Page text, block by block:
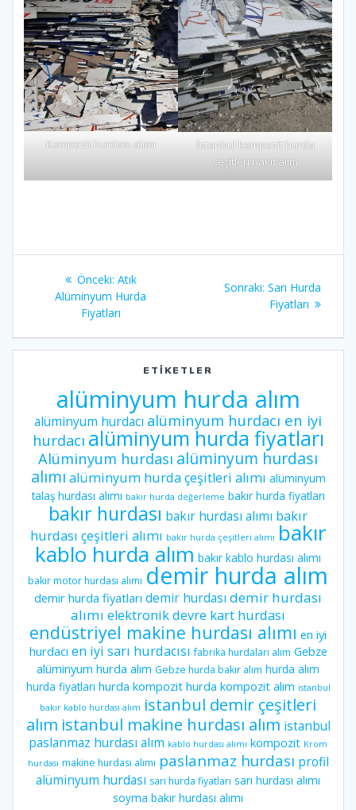
Kompozit hurdası alımı
İstanbul kompozit hurda
çeşitleri nakit alım
Yazı
gezinmesi
Önceki: Önceki
yazı:
Atık
Alüminyum Hurda
Fiyatları
Sonraki: Sonraki
yazı:
Sarı Hurda
Fiyatları
ETIKETLER
alüminyum hurda alım
alüminyum hurdacı alüminyum hurdacı en iyi
hurdacı alüminyum hurda fiyatları
Alüminyum hurdası alüminyum hurdası
alımı alüminyum hurda çeşitleri alımı alüminyum
talaş hurdası alımı bakır hurda değerleme bakır hurda fiyatları
bakır hurdası bakır hurdası alımı bakır
hurdası çeşitleri alımı bakır hurda çeşitleri alımı bakır
kablo hurda alım bakır kablo hurdası alımı
bakır motor hurdası alımı demir hurda alım
demir hurda fiyatları demir hurdası demir hurdası
alımı elektronik devre kart hurdası
endüstriyel makine hurdası alımı en iyi
hurdacı en iyi sarı hurdacısı fabrika hurdaları alım Gebze
alüminyum hurda alım Gebze hurda bakır alım hurda alım
hurda fiyatları hurda kompozit hurda kompozit alım istanbul
bakır kablo hurdası alım istanbul demir çeşitleri
alım istanbul makine hurdası alım istanbul
paslanmaz hurdası alım kablo hurdası alımı kompozit Krom
hurdası makine hurdası alımı paslanmaz hurdası profil
alüminyum hurdası sarı hurda fiyatları sarı hurdası alımı
soyma bakır hurdası alımı